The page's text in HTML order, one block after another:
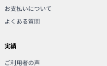
お支払いについて
よくある質問
実績
ご利用者の声